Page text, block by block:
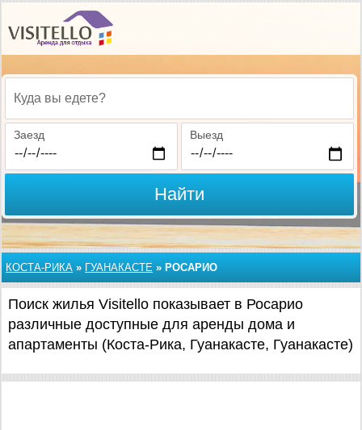
Куда вы едете?
Заезд Выезд
Найти
КОСТА-РИКА » ГУАНАКАСТЕ » РОСАРИО
Поиск жилья Visitello показывает в Росарио
различные доступные для аренды дома и
апартаменты (Коста-Рика, Гуанакасте, Гуанакасте)